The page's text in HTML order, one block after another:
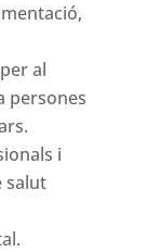
al
persones
i
salut